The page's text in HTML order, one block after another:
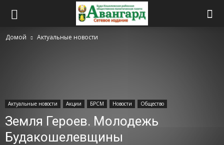
Домой Актуальные новости
Актуальные новости Акции БРСМ Новости Общество
Земля Героев. Молодежь
Будакошелевщины